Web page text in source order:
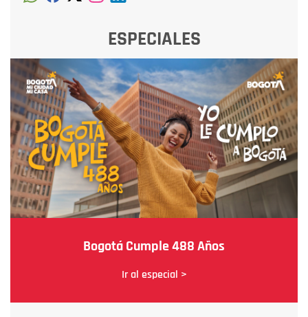
ESPECIALES
Bogotá Cumple 488 Años
Ir al especial >